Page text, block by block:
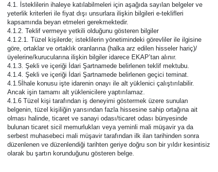
4.1. İsteklilerin ihaleye katılabilmeleri için aşağıda sayılan belgeler ve
yeterlik kriterleri ile fiyat dışı unsurlara ilişkin bilgileri e-teklifleri
kapsamında beyan etmeleri gerekmektedir.
4.1.2. Teklif vermeye yetkili olduğunu gösteren bilgiler
4.1.2.1. Tüzel kişilerde; isteklilerin yönetimindeki görevliler ile ilgisine
göre, ortaklar ve ortaklık oranlarına (halka arz edilen hisseler hariç)/
üyelerine/kurucularına ilişkin bilgiler idarece EKAP’tan alınır.
4.1.3. Şekli ve içeriği İdari Şartnamede belirlenen teklif mektubu.
4.1.4. Şekli ve içeriği İdari Şartnamede belirlenen geçici teminat.
4.1.5İhale konusu işte idarenin onayı ile alt yüklenici çalıştırılabilir.
Ancak işin tamamı alt yüklenicilere yaptırılamaz.
4.1.6 Tüzel kişi tarafından iş deneyimi göstermek üzere sunulan
belgenin, tüzel kişiliğin yarısından fazla hissesine sahip ortağına ait
olması halinde, ticaret ve sanayi odası/ticaret odası bünyesinde
bulunan ticaret sicil memurlukları veya yeminli mali müşavir ya da
serbest muhasebeci mali müşavir tarafından ilk ilan tarihinden sonra
düzenlenen ve düzenlendiği tarihten geriye doğru son bir yıldır kesintisiz
olarak bu şartın korunduğunu gösteren belge.